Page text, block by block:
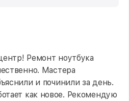
Ремонт ноутбука
Мастера
и починили за день.
как новое. Рекомендую